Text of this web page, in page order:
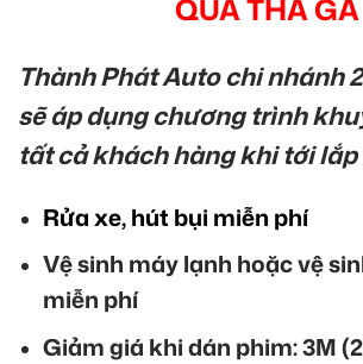
QUÀ THẢ GA
Thành Phát Auto chi nhánh
sẽ áp dụng chương trình
tất cả khách hàng khi tới
Rửa xe, hút bụi miễn phí
Vệ sinh máy lạnh hoặc vệ
miễn phí
Giảm giá khi dán phim: 3M